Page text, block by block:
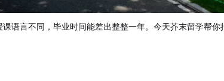
语言不同，毕业时间能差出整整一年。今天芥末留学帮你